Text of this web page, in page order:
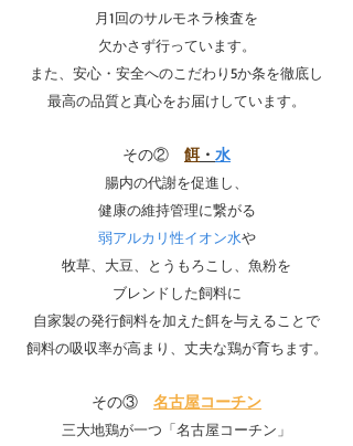
月1回のサルモネラ検査を
欠かさず行っています。
また、安心・安全へのこだわり5か条を徹底し
最高の品質と真心をお届けしています。
その② 餌・ 水
腸内の代謝を促進し、
健康の維持管理に繋がる
弱アルカリ性イオン水や
牧草、大豆、とうもろこし、魚粉を
ブレンドした飼料に
自家製の発行飼料を加えた餌を与えることで
飼料の吸収率が高まり、丈夫な鶏が育ちます。
その③ 名古屋コーチン
三大地鶏が一つ「名古屋コーチン」